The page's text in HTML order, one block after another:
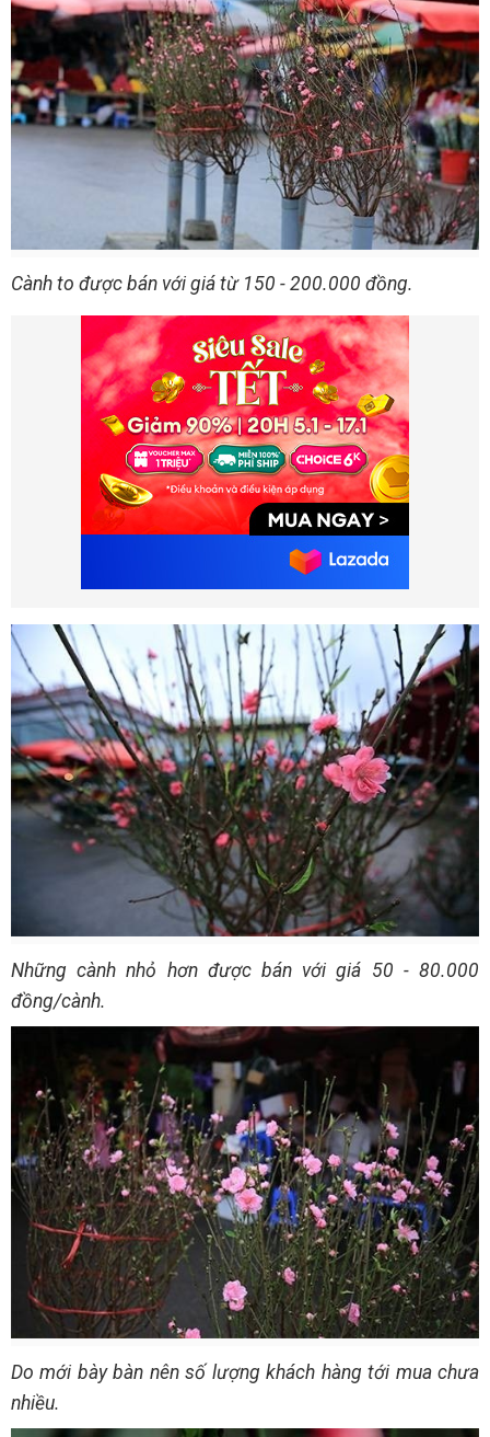
Cành to được bán với giá từ 150 - 200.000 đồng.
Những cành nhỏ hơn được bán với giá 50 - 80.000
đồng/cành.
Do mới bày bàn nên số lượng khách hàng tới mua chưa
nhiều.